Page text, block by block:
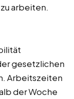
arbeiten.
gesetzlichen
Arbeitszeiten
der Woche